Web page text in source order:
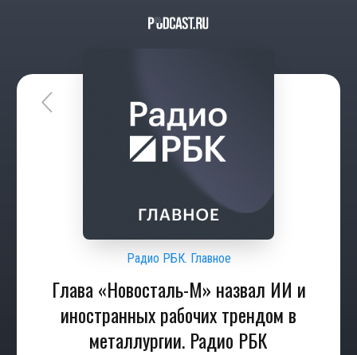
Радио РБК. Главное
Глава «Новосталь-М» назвал ИИ и
иностранных рабочих трендом в
металлургии. Радио РБК